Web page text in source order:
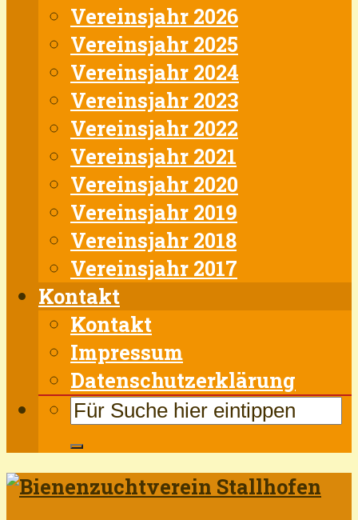
Vereinsjahr 2026
Vereinsjahr 2025
Vereinsjahr 2024
Vereinsjahr 2023
Vereinsjahr 2022
Vereinsjahr 2021
Vereinsjahr 2020
Vereinsjahr 2019
Vereinsjahr 2018
Vereinsjahr 2017
Kontakt
Kontakt
Impressum
Datenschutzerklärung